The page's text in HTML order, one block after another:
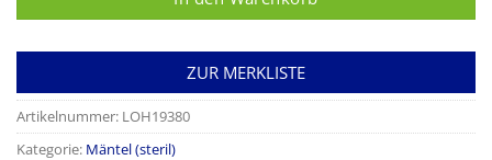
ZUR MERKLISTE
Artikelnummer: LOH19380
Kategorie: Mäntel (steril)